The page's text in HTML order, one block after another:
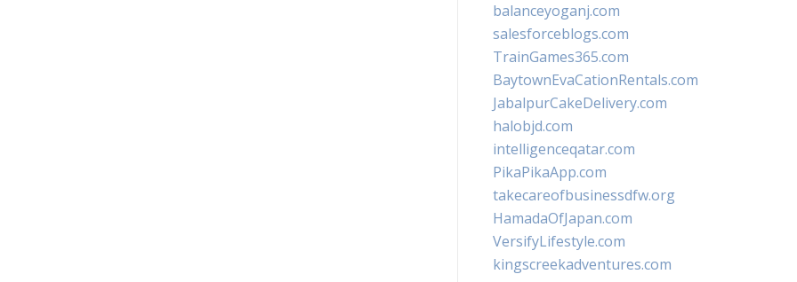
balanceyoganj.com
salesforceblogs.com
TrainGames365.com
BaytownEvaCationRentals.com
JabalpurCakeDelivery.com
halobjd.com
intelligenceqatar.com
PikaPikaApp.com
takecareofbusinessdfw.org
HamadaOfJapan.com
VersifyLifestyle.com
kingscreekadventures.com